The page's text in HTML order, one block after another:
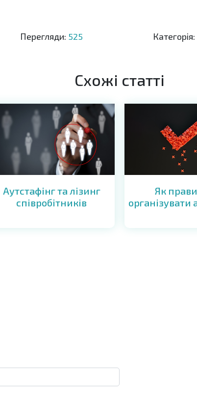
Перегляди: 525 Категорія:
Схожі статті
Аутстафінг та лізинг
співробітників
Як
організувати